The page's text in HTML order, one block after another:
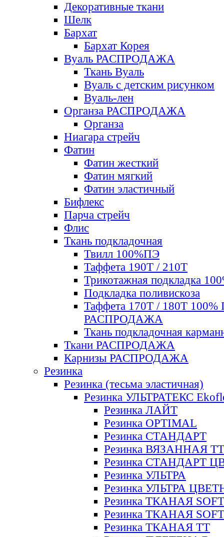
Декоративные ткани
Шелк
Бархат
Бархат Корея
Вуаль РАСПРОДАЖА
Ткань Вуаль
Вуаль с детским рисунком
Вуаль-лен
Органза РАСПРОДАЖА
Органза
Ниагара стрейч
Фатин
Фатин жесткий
Фатин мягкий
Фатин элаcтичный
Бифлекс
Парча стрейч
Флис
Ткань подкладочная
Твилл 100%ПЭ
Таффета 190Т / 210Т
Трикотажная подкладка
Подкладка поливискоза
Таффета 170Т / 180Т 100%
РАСПРОДАЖА
Ткань подкладочная
Ткани РАСПРОДАЖА
Карнизы РАСПРОДАЖА
Резинка
Резинка (тесьма эластичная)
Резинка УЛЬТРАТЕКС
Резинка ЛАЙТ
Резинка OPTIMAL
Резинка СТАНДАРТ
Резинка ВЯЗАННАЯ ТТ
Резинка СТАНДАРТ
Резинка УЛЬТРА
Резинка УЛЬТРА
Резинка ТКАНАЯ SOFT
Резинка ТКАНАЯ
Резинка ТКАНАЯ ТТ